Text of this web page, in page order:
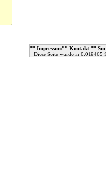
** Impressum** Kontakt **
Diese Seite wurde in 0.019465